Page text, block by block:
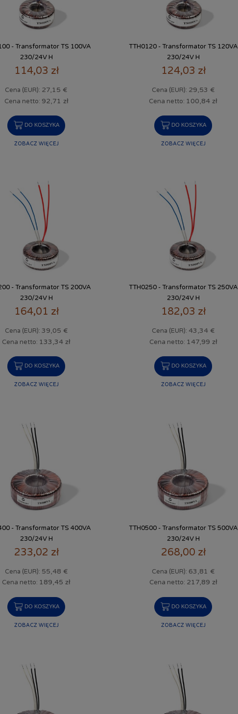
- Transformator TS 100VA
230/24V H
114,03 zł
Cena (EUR): 27,15 €
Cena netto: 92,71 zł
DO KOSZYKA
ZOBACZ WIĘCEJ
TTH0120 - Transformator TS 120VA
230/24V H
124,03 zł
Cena (EUR): 29,53 €
Cena netto: 100,84 zł
DO KOSZYKA
ZOBACZ WIĘCEJ
- Transformator TS 200VA
230/24V H
164,01 zł
Cena (EUR): 39,05 €
Cena netto: 133,34 zł
DO KOSZYKA
ZOBACZ WIĘCEJ
TTH0250 - Transformator TS 250VA
230/24V H
182,03 zł
Cena (EUR): 43,34 €
Cena netto: 147,99 zł
DO KOSZYKA
ZOBACZ WIĘCEJ
- Transformator TS 400VA
230/24V H
233,02 zł
Cena (EUR): 55,48 €
Cena netto: 189,45 zł
DO KOSZYKA
ZOBACZ WIĘCEJ
TTH0500 - Transformator TS 500VA
230/24V H
268,00 zł
Cena (EUR): 63,81 €
Cena netto: 217,89 zł
DO KOSZYKA
ZOBACZ WIĘCEJ